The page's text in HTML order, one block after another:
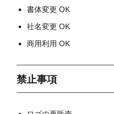
書体変更 OK
社名変更 OK
商用利用 OK
禁止事項